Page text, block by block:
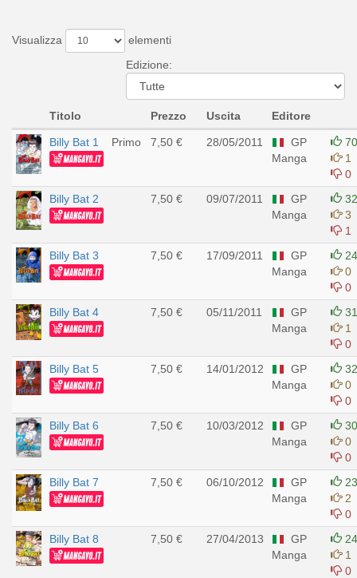
Visualizza
elementi
Edizione:
Titolo Prezzo Uscita Editore
Billy Bat 1 Primo 7,50 € 28/05/2011
GP
Manga
70
1
0
Billy Bat 2
7,50 € 09/07/2011
GP
Manga
32
3
1
Billy Bat 3
7,50 € 17/09/2011
GP
Manga
24
0
0
Billy Bat 4
7,50 € 05/11/2011
GP
Manga
31
1
0
Billy Bat 5
7,50 € 14/01/2012
GP
Manga
32
0
0
Billy Bat 6
7,50 € 10/03/2012
GP
Manga
30
0
0
Billy Bat 7
7,50 € 06/10/2012
GP
Manga
23
2
0
Billy Bat 8
7,50 € 27/04/2013
GP
Manga
24
1
0